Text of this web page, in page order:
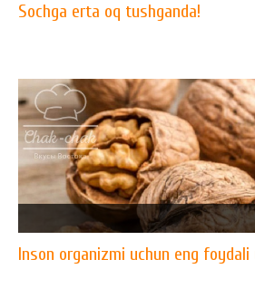
Sochga erta oq tushganda!
Inson organizmi uchun eng foydali